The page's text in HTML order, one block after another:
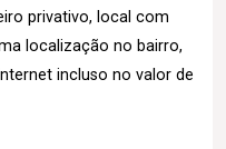
privativo, local com
localização no bairro,
incluso no valor de